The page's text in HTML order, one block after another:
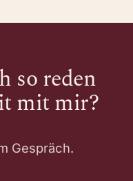
so reden
mit mir?
Gespräch.